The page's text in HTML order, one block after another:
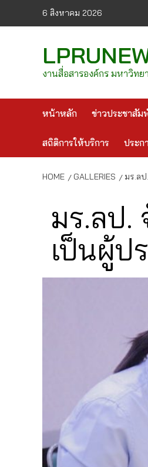
6 สิงหาคม 2026
งานสื่อสารองค์กร มหาวิทย
หน้าหลัก ข่าวประชาสัม
สถิติการให้บริการ ประก
HOME GALLERIES มร.ล
มร.ลป.
เป็นผู้ป